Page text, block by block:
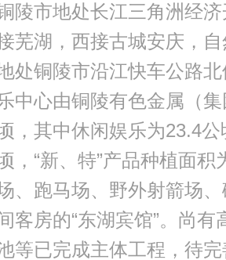
陵市地处长江三角洲经
芜湖，西接古城安庆，
处铜陵市沿江快车公路
中心由铜陵有色金属（
，其中休闲娱乐为23.4
，“新、特”产品种植面
、跑马场、野外射箭场
客房的“东湖宾馆”。尚
等已完成主体工程，待